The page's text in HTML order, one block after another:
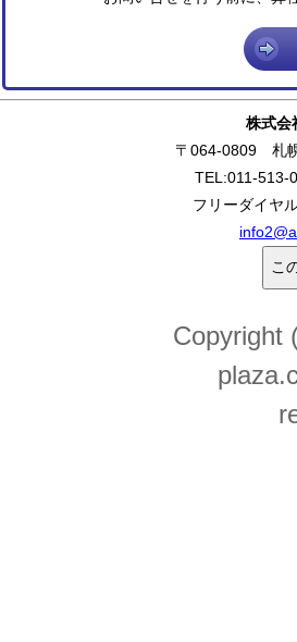
株式会
〒064-0809 札
TEL:011-
フリーダイヤ
Copyright